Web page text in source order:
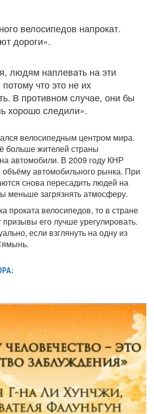
велосипедов напрокат.
дороги».
людям наплевать на эти
что это не их
В противном случае, они бы
хорошо следили».
велосипедным центром мира.
больше жителей страны
автомобили. В 2009 году КНР
автомобильного рынка. При
снова пересадить людей на
меньше загрязнять атмосферу.
проката велосипедов, то в стране
призывы его лучше урегулировать.
если взглянуть на одну из